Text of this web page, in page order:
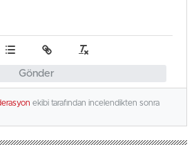
Gönder
ekibi tarafından incelendikten sonra